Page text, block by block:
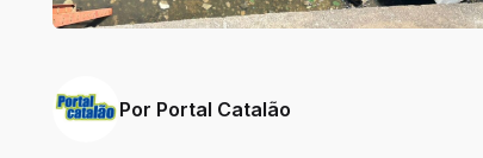
Por Portal Catalão